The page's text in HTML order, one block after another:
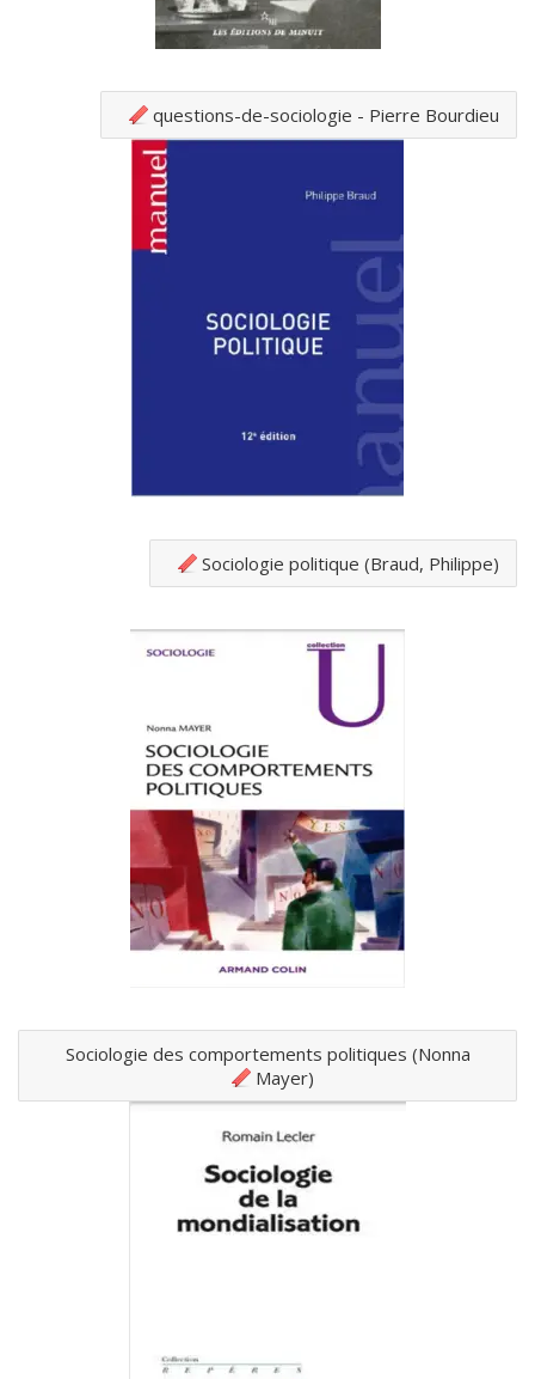
questions-de-sociologie - Pierre Bourdieu
Sociologie politique (Braud, Philippe)
Sociologie des comportements politiques (Nonna
Mayer)